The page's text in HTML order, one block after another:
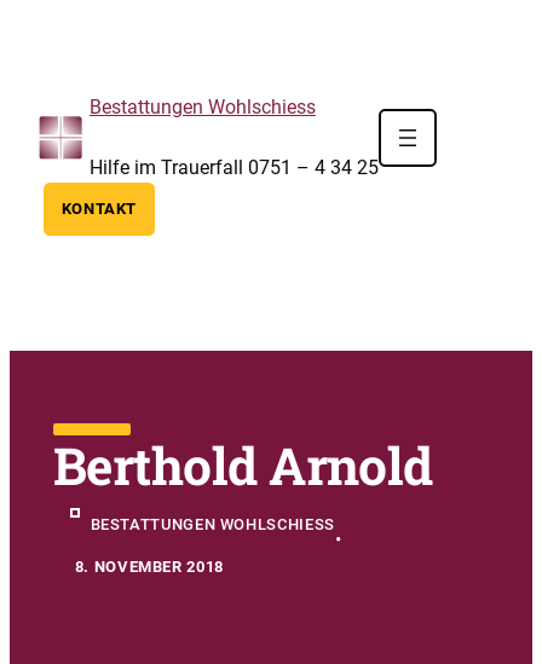
Bestattungen Wohlschiess
Hilfe im Trauerfall 0751 – 4 34 25
KONTAKT
Berthold Arnold
BESTATTUNGEN WOHLSCHIESS
•
8. NOVEMBER 2018